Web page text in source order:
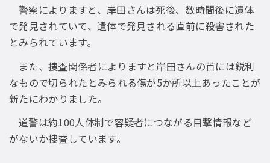
警察によりますと、岸田さんは死後、数時間後に遺体
で発見されていて、遺体で発見される直前に殺害された
とみられています。
また、捜査関係者によりますと岸田さんの首には鋭利
なもので切られたとみられる傷が5か所以上あったことが
新たにわかりました。
道警は約100人体制で容疑者につながる目撃情報など
がないか捜査しています。